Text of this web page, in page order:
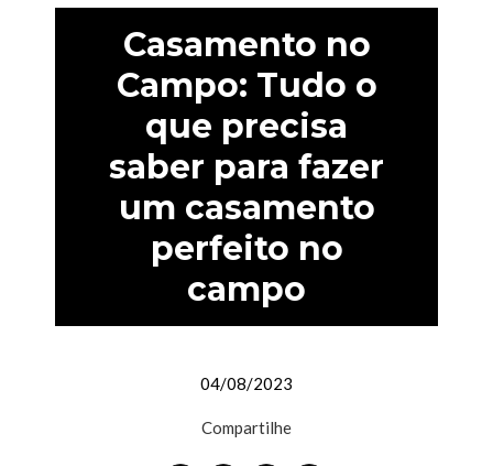
Casamento no
Campo: Tudo o
que precisa
saber para fazer
um casamento
perfeito no
campo
04/08/2023
Compartilhe